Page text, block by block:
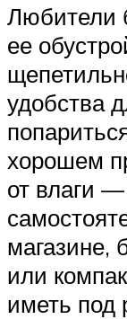
Любители
ее
удобства
хорошем
от влаги
магазине,
или
иметь под